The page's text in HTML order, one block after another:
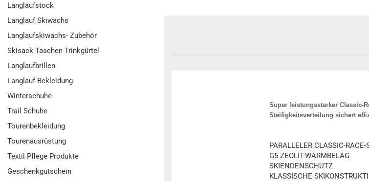
Super leistungsstarker Classic-
Steifigkeitsverteilung sichert
PARALLELER CLASSIC-RACE-
G5 ZEOLIT-WARMBELAG
SKIENDENSCHUTZ
KLASSISCHE
Langlaufstock
Langlauf Skiwachs
Langlaufskiwachs- Zubehör
Skisack Taschen Trinkgürtel
Langlaufbrillen
Langlauf Bekleidung
Winterschuhe
Trail Schuhe
Tourenbekleidung
Tourenausrüstung
Textil Pflege Produkte
Geschenkgutschein